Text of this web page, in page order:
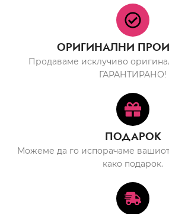
ОРИГИНАЛНИ
Продаваме исклучиво
ГАРАНТИРАНО!
ПОДАРОК
Можеме да го испорачаме
како подарок.